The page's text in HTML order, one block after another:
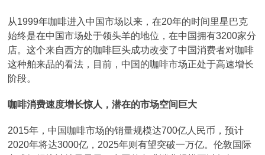
从1999年咖啡进入中国市场以来，在20年的时间里星巴克
始终是在中国市场处于领头羊的地位，在中国拥有3200家分
店。这个来自西方的咖啡巨头成功改变了中国消费者对咖啡
这种舶来品的看法，目前，中国的咖啡市场正处于高速增长
阶段。
咖啡消费速度增长惊人，潜在的市场空间巨大
2015年，中国咖啡市场的销量规模达700亿人民币，预计
2020年将达3000亿，2025年则有望突破一万亿。伦敦国际